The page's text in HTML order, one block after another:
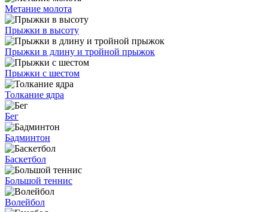
Метание молота
Прыжки в высоту
Прыжки в длину и тройной прыжок
Прыжки с шестом
Толкание ядра
Бег
Бадминтон
Баскетбол
Большой теннис
Волейбол